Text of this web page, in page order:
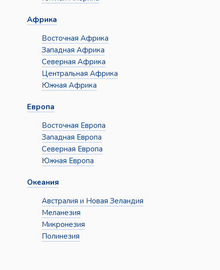
Африка
Восточная Африка
Западная Африка
Северная Африка
Центральная Африка
Южная Африка
Европа
Восточная Европа
Западная Европа
Северная Европа
Южная Европа
Океания
Австралия и Новая Зеландия
Меланезия
Микронезия
Полинезия